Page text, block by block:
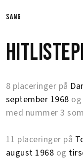
sang
8 placeringer på
september 1968 og
med nummer 3
11 placeringer på
august 1968 og